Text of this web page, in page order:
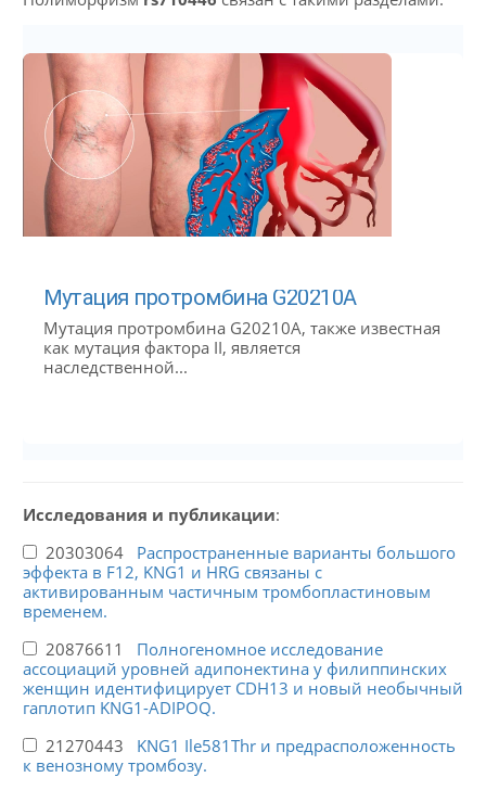
Мутация протромбина G20210A
Мутация протромбина G20210A, также известная
как мутация фактора II, является
наследственной...
Исследования и публикации:
20303064 Распространенные варианты большого
эффекта в F12, KNG1 и HRG связаны с
активированным частичным тромбопластиновым
временем.
20876611 Полногеномное исследование
ассоциаций уровней адипонектина у филиппинских
женщин идентифицирует CDH13 и новый необычный
гаплотип KNG1-ADIPOQ.
21270443 KNG1 Ile581Thr и предрасположенность
к венозному тромбозу.